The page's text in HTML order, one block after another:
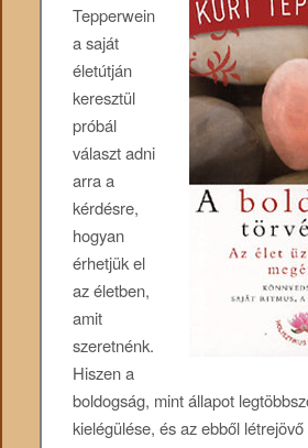
Tepperwein
a saját
életútján
keresztül
próbál
választ adni
arra a
kérdésre,
hogyan
érhetjük el
az életben,
amit
szeretnénk.
Hiszen a
boldogság, mint állapot
kielégülése, és az ebből